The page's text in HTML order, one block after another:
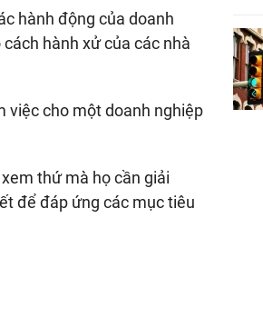
hành động của doanh
hành xử của các nhà
việc cho một doanh nghiệp
thứ mà họ cần giải
để đáp ứng các mục tiêu